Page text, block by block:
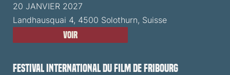
20 JANVIER 2027
Landhausquai 4, 4500 Solothurn, Suisse
Voir
Festival International du Film de Fribourg